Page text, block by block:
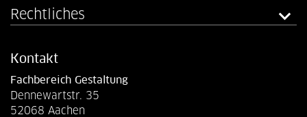
Rechtliches
Kontakt
Fachbereich Gestaltung
Dennewartstr. 35
52068 Aachen